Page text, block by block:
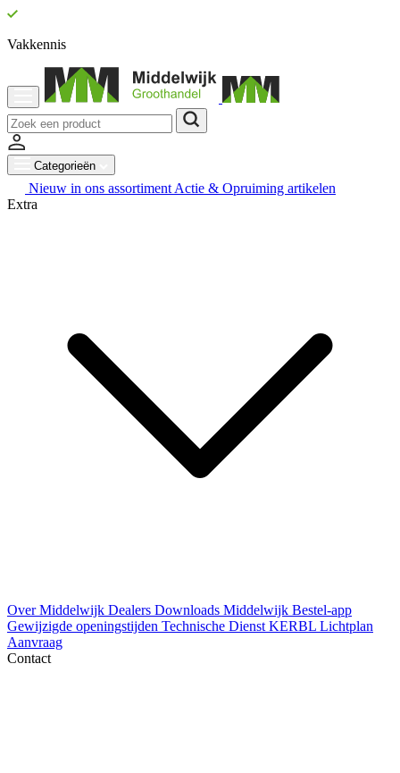
Vakkennis
Categorieën
Nieuw in ons assortiment Actie & Opruiming artikelen
Extra
Over Middelwijk Dealers Downloads Middelwijk Bestel-app
Gewijzigde openingstijden Technische Dienst KERBL Lichtplan
Aanvraag
Contact